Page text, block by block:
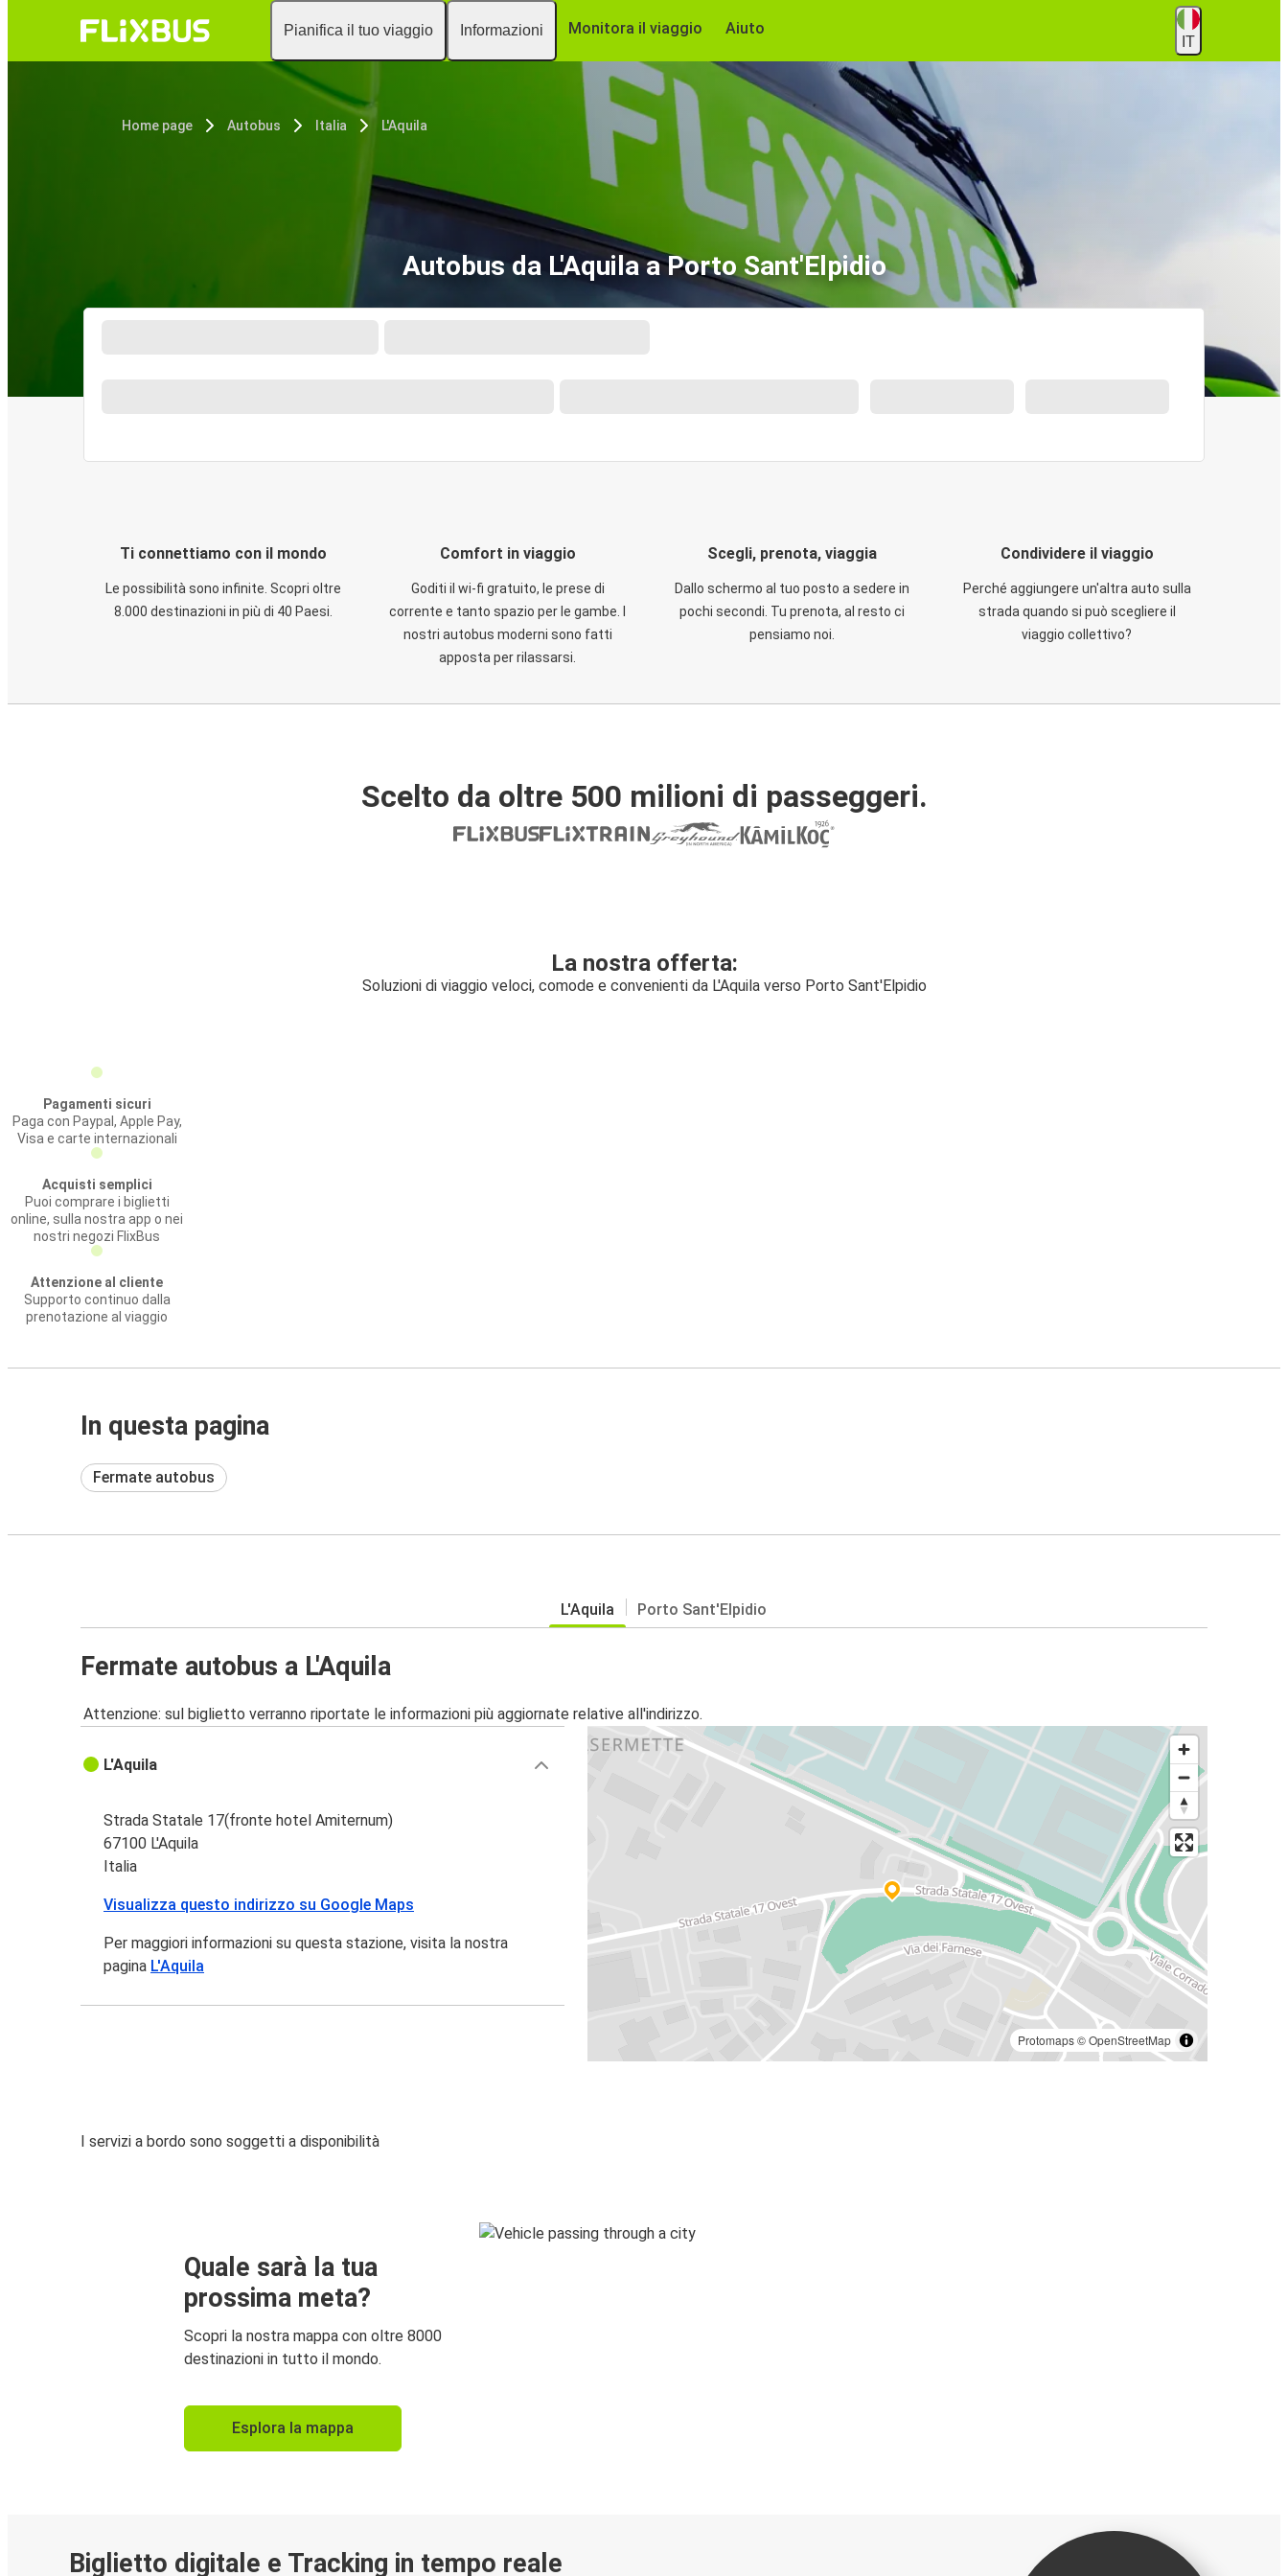
Pianifica il tuo viaggio Informazioni Monitora il viaggio Aiuto
IT
Home page Autobus Italia L'Aquila
Autobus da L'Aquila a Porto Sant'Elpidio
Ti connettiamo con il mondo
Le possibilità sono infinite. Scopri oltre
8.000 destinazioni in più di 40 Paesi.
Comfort in viaggio
Goditi il wi-fi gratuito, le prese di
corrente e tanto spazio per le gambe. I
nostri autobus moderni sono fatti
apposta per rilassarsi.
Scegli, prenota, viaggia
Dallo schermo al tuo posto a sedere in
pochi secondi. Tu prenota, al resto ci
pensiamo noi.
Condividere il viaggio
Perché aggiungere un'altra auto sulla
strada quando si può scegliere il
viaggio collettivo?
Scelto da oltre 500 milioni di passeggeri.
La nostra offerta:
Soluzioni di viaggio veloci, comode e convenienti da L'Aquila verso Porto Sant'Elpidio
Pagamenti sicuri
Paga con Paypal, Apple Pay,
Visa e carte internazionali
Acquisti semplici
Puoi comprare i biglietti
online, sulla nostra app o nei
nostri negozi FlixBus
Attenzione al cliente
Supporto continuo dalla
prenotazione al viaggio
In questa pagina
Fermate autobus
L'Aquila Porto Sant'Elpidio
Fermate autobus a L'Aquila
Attenzione: sul biglietto verranno riportate le informazioni più aggiornate relative all'indirizzo.
Protomaps©OpenStreetMap
L'Aquila
Strada Statale 17(fronte hotel Amiternum)
67100 L'Aquila
Italia
Visualizza questo indirizzo su Google Maps
Per maggiori informazioni su questa stazione, visita la nostra
pagina L'Aquila
I servizi a bordo sono soggetti a disponibilità
Quale sarà la tua
prossima meta?
Scopri la nostra mappa con oltre 8000
destinazioni in tutto il mondo.
Esplora la mappa
Biglietto digitale e Tracking in tempo reale